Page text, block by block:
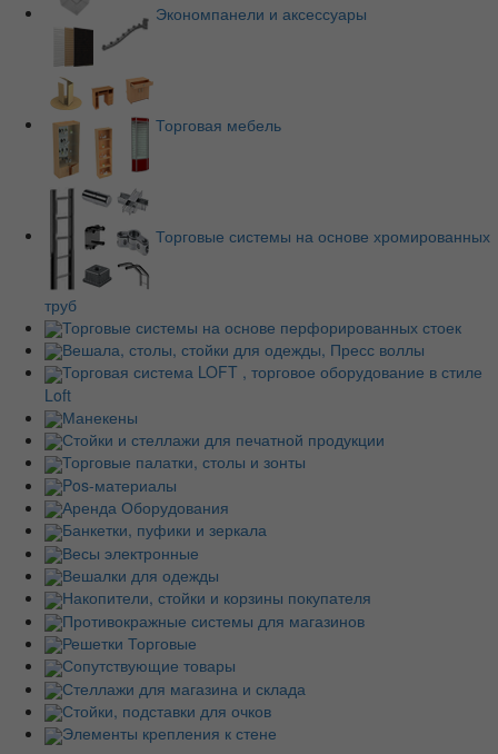
Экономпанели и аксессуары
Торговая мебель
Торговые системы на основе хромированных
труб
Торговые системы на основе перфорированных стоек
Вешала, столы, стойки для одежды, Пресс воллы
Торговая система LOFT , торговое оборудование в стиле
Loft
Манекены
Стойки и стеллажи для печатной продукции
Торговые палатки, столы и зонты
Pos-материалы
Аренда Оборудования
Банкетки, пуфики и зеркала
Весы электронные
Вешалки для одежды
Накопители, стойки и корзины покупателя
Противокражные системы для магазинов
Решетки Торговые
Сопутствующие товары
Стеллажи для магазина и склада
Стойки, подставки для очков
Элементы крепления к стене